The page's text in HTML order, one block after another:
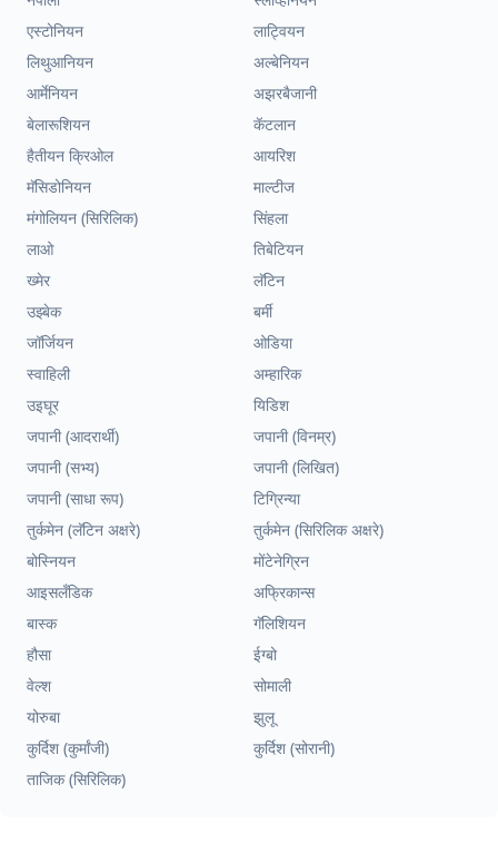
एस्टोनियन
लाट्वियन
लिथुआनियन
अल्बेनियन
आर्मेनियन
अझरबैजानी
बेलारूशियन
कॅटलान
हैतीयन क्रिओल
आयरिश
मॅसिडोनियन
माल्टीज
मंगोलियन (सिरिलिक)
सिंहला
लाओ
तिबेटियन
ख्मेर
लॅटिन
उझ्बेक
बर्मी
जॉर्जियन
ओडिया
स्वाहिली
अम्हारिक
उइघूर
यिडिश
जपानी (आदरार्थी)
जपानी (विनम्र)
जपानी (सभ्य)
जपानी (लिखित)
जपानी (साधा रूप)
टिग्रिन्या
तुर्कमेन (लॅटिन अक्षरे)
तुर्कमेन (सिरिलिक अक्षरे)
बोस्नियन
मोंटेनेग्रिन
आइसलँडिक
अफ्रिकान्स
बास्क
गॅलिशियन
हौसा
ईग्बो
वेल्श
सोमाली
योरुबा
झुलू
कुर्दिश (कुर्मांजी)
कुर्दिश (सोरानी)
ताजिक (सिरिलिक)